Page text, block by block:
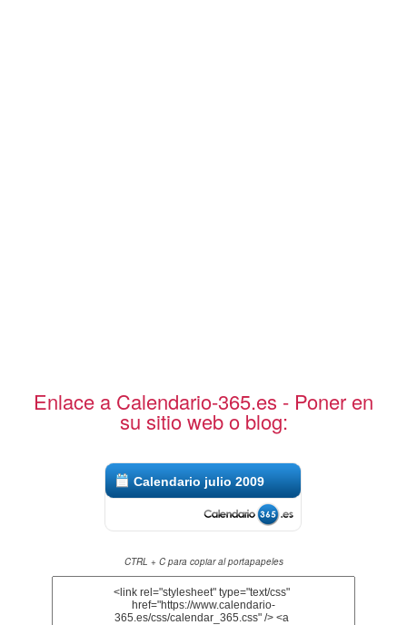
Enlace a Calendario-365.es - Poner en
su sitio web o blog:
Calendario julio 2009
CTRL + C para copiar al portapapeles